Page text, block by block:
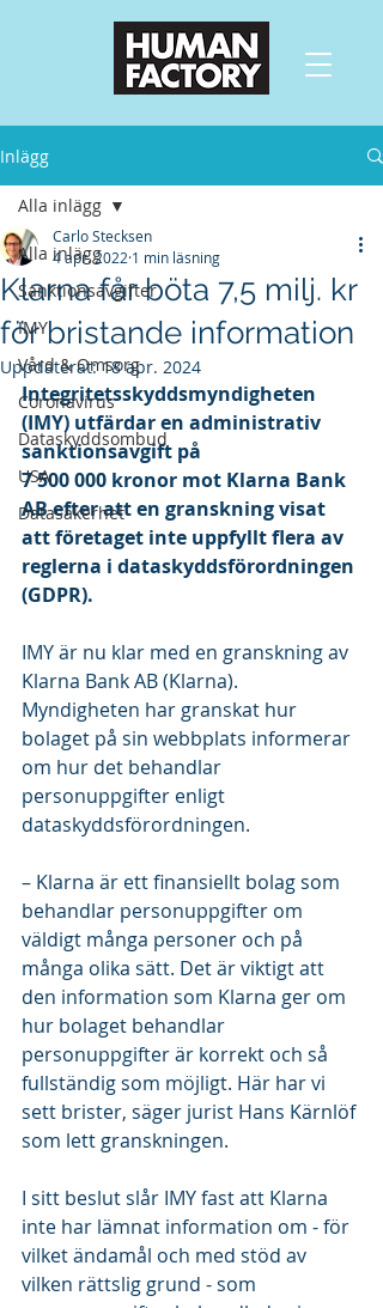
Inlägg
Alla inlägg
Sanktionsavgifter
IMY
Vård & Omsorg
Coronavirus
Dataskyddsombud
USA
Datasäkerhet
Alla inlägg
Klarna får böta 7,5 milj. kr
för bristande information
Carlo Stecksen
4 apr. 2022 1 min läsning
Uppdaterat:18 apr. 2024
Integritetsskyddsmyndigheten
(IMY) utfärdar en administrativ
sanktionsavgift på
7 500 000 kronor mot Klarna Bank
AB efter att en granskning visat
att företaget inte uppfyllt flera av
reglerna i dataskyddsförordningen
(GDPR).
IMY är nu klar med en granskning av
Klarna Bank AB (Klarna).
Myndigheten har granskat hur
bolaget på sin webbplats informerar
om hur det behandlar
personuppgifter enligt
dataskyddsförordningen.
– Klarna är ett finansiellt bolag som
behandlar personuppgifter om
väldigt många personer och på
många olika sätt. Det är viktigt att
den information som Klarna ger om
hur bolaget behandlar
personuppgifter är korrekt och så
fullständig som möjligt. Här har vi
sett brister, säger jurist Hans Kärnlöf
som lett granskningen.
I sitt beslut slår IMY fast att Klarna
inte har lämnat information om - för
vilket ändamål och med stöd av
vilken rättslig grund - som